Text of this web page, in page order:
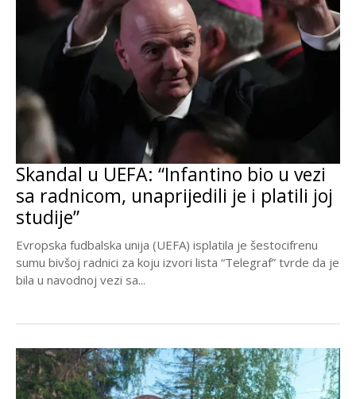
Skandal u UEFA: “Infantino bio u vezi
sa radnicom, unaprijedili je i platili joj
studije”
Evropska fudbalska unija (UEFA) isplatila je šestocifrenu
sumu bivšoj radnici za koju izvori lista “Telegraf” tvrde da je
bila u navodnoj vezi sa...